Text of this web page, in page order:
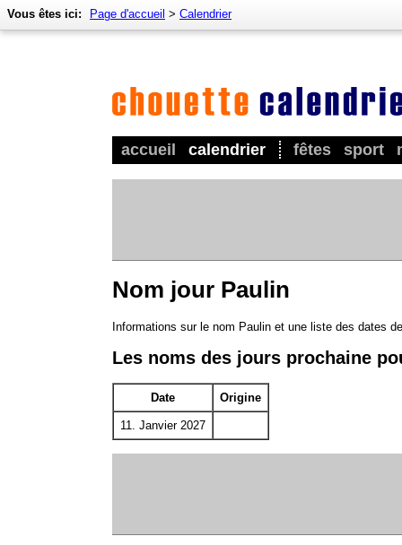
accueil calendrier fêtes sport
Vous êtes ici: Page d'accueil > Calendrier
Nom jour Paulin
Informations sur le nom Paulin et une liste des dates
Les noms des jours prochaine
Date Origine
11. Janvier 2027